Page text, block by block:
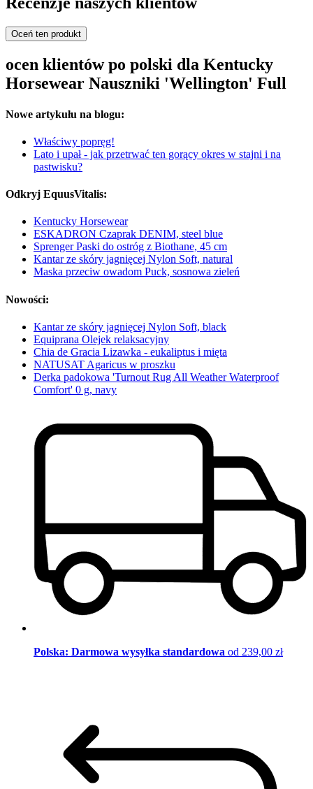
Oceń ten produkt
ocen klientów po polski dla Kentucky
Horsewear Nauszniki 'Wellington' Full
Nowe artykułu na blogu:
Właściwy popręg!
Lato i upał - jak przetrwać ten gorący okres w stajni i na
pastwisku?
Odkryj EquusVitalis:
Kentucky Horsewear
ESKADRON Czaprak DENIM, steel blue
Sprenger Paski do ostróg z Biothane, 45 cm
Kantar ze skóry jagnięcej Nylon Soft, natural
Maska przeciw owadom Puck, sosnowa zieleń
Nowości:
Kantar ze skóry jagnięcej Nylon Soft, black
Equiprana Olejek relaksacyjny
Chia de Gracia Lizawka - eukaliptus i mięta
NATUSAT Agaricus w proszku
Derka padokowa 'Turnout Rug All Weather Waterproof
Comfort' 0 g, navy
Polska: Darmowa wysyłka standardowa od 239,00 zł